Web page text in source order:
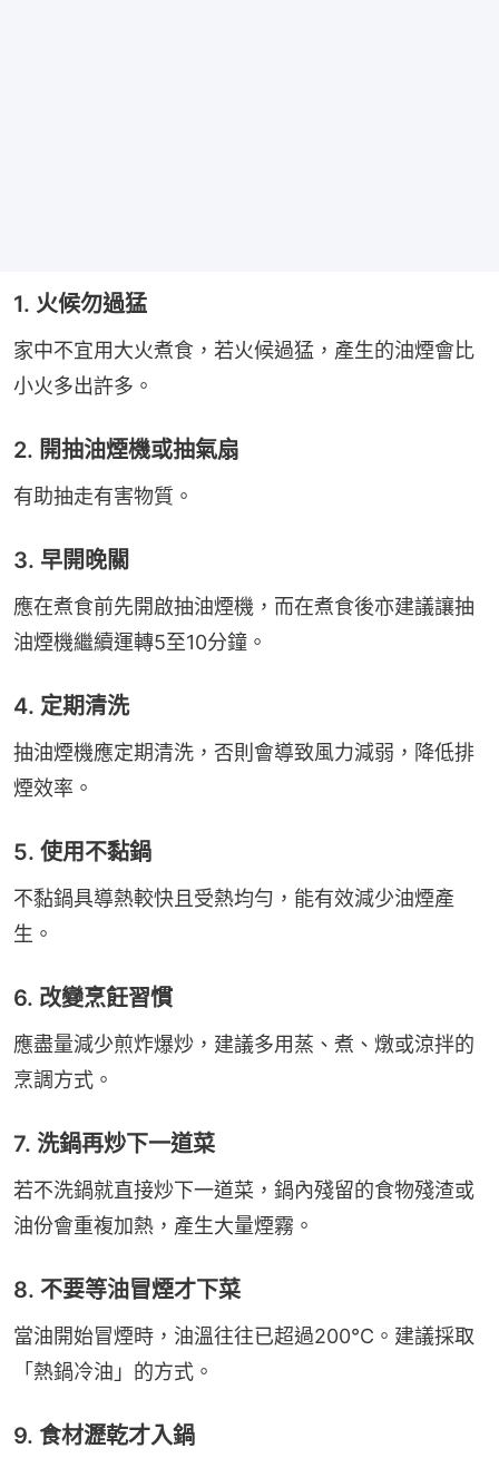
1. 火候勿過猛
家中不宜用大火煮食，若火候過猛，產生的油煙會比
小火多出許多。
2. 開抽油煙機或抽氣扇
有助抽走有害物質。
3. 早開晚關
應在煮食前先開啟抽油煙機，而在煮食後亦建議讓抽
油煙機繼續運轉5至10分鐘。
4. 定期清洗
抽油煙機應定期清洗，否則會導致風力減弱，降低排
煙效率。
5. 使用不黏鍋
不黏鍋具導熱較快且受熱均勻，能有效減少油煙產
生。
6. 改變烹飪習慣
應盡量減少煎炸爆炒，建議多用蒸、煮、燉或涼拌的
烹調方式。
7. 洗鍋再炒下一道菜
若不洗鍋就直接炒下一道菜，鍋內殘留的食物殘渣或
油份會重複加熱，產生大量煙霧。
8. 不要等油冒煙才下菜
當油開始冒煙時，油溫往往已超過200℃。建議採取
「熱鍋冷油」的方式。
9. 食材瀝乾才入鍋